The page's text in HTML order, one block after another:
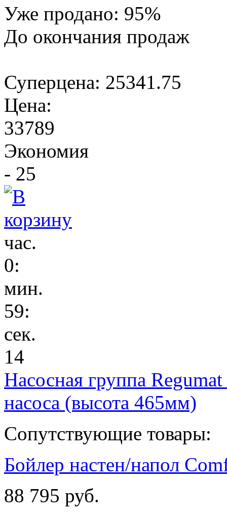
Уже продано: 95%
До окончания продаж
Суперцена: 25341.75
Цена:
33789
Экономия
- 25
час.
0:
мин.
59:
сек.
14
Насосная группа
насоса (высота 465мм)
Сопутствующие товары:
Бойлер настен/напол
88 795 руб.